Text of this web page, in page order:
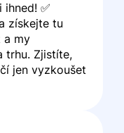
✅
získejte tu
a my
trhu. Zjistíte,
jen vyzkoušet